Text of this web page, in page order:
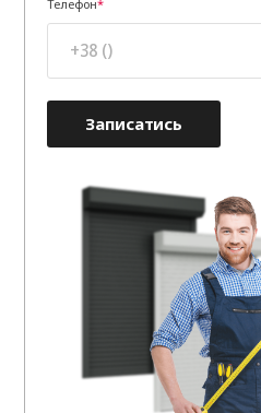
Телефон
Записатись